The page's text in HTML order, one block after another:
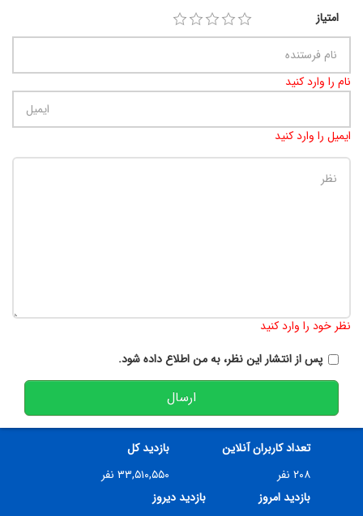
امتیاز
نام را وارد کنید
ایمیل را وارد کنید
نظر خود را وارد کنید
پس از انتشار این نظر، به من اطلاع داده شود.
ارسال
تعداد کاربران آنلاین
۲۰۸ نفر
بازدید کل
۳۳,۵۱۰,۵۵۰ نفر
بازدید امروز
بازدید دیروز